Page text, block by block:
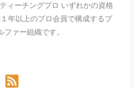
ィーチングプロ いずれかの資格
年以上のプロ会員で構成するプ
ファー組織です。